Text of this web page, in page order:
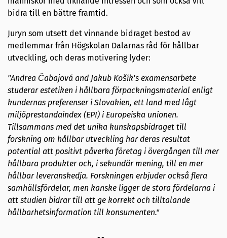
bidra till en bättre framtid.
Juryn som utsett det vinnande bidraget bestod av
medlemmar från Högskolan Dalarnas råd för hållbar
utveckling, och deras motivering lyder:
"Andrea Čabajová and Jakub Košík’s examensarbete
studerar estetiken i hållbara förpackningsmaterial enligt
kundernas preferenser i Slovakien, ett land med lågt
miljöprestandaindex (EPI) i Europeiska unionen.
Tillsammans med det unika kunskapsbidraget till
forskning om hållbar utveckling har deras resultat
potential att positivt påverka företag i övergången till mer
hållbara produkter och, i sekundär mening, till en mer
hållbar leveranskedja. Forskningen erbjuder också flera
samhällsfördelar, men kanske ligger de stora fördelarna i
att studien bidrar till att ge korrekt och tilltalande
hållbarhetsinformation till konsumenten."